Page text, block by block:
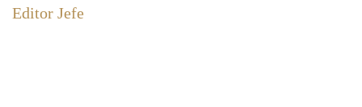
Editor Jefe